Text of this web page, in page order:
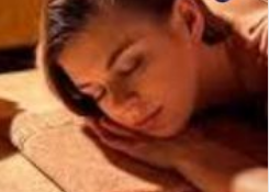
إ
ل
ك
ر
ن